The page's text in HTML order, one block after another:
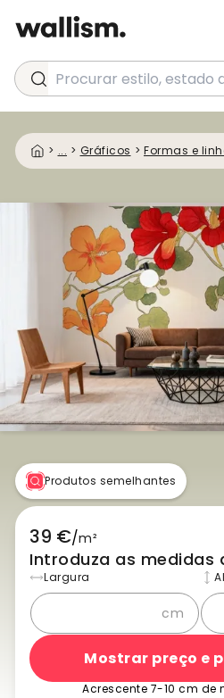
Procurar estilo, estado de
> ... > Gráficos > Formas e
Produtos semelhantes
39 €/m²
Introduza as medidas
Largura
cm
Mostrar preço e
Acrescente 7-10 cm de